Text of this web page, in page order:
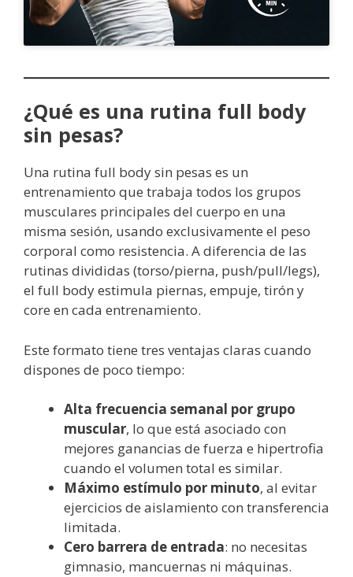
¿Qué es una rutina full body
sin pesas?
Una rutina full body sin pesas es un
entrenamiento que trabaja todos los grupos
musculares principales del cuerpo en una
misma sesión, usando exclusivamente el peso
corporal como resistencia. A diferencia de las
rutinas divididas (torso/pierna, push/pull/legs),
el full body estimula piernas, empuje, tirón y
core en cada entrenamiento.
Este formato tiene tres ventajas claras cuando
dispones de poco tiempo:
Alta frecuencia semanal por grupo
muscular, lo que está asociado con
mejores ganancias de fuerza e hipertrofia
cuando el volumen total es similar.
Máximo estímulo por minuto, al evitar
ejercicios de aislamiento con transferencia
limitada.
Cero barrera de entrada: no necesitas
gimnasio, mancuernas ni máquinas.